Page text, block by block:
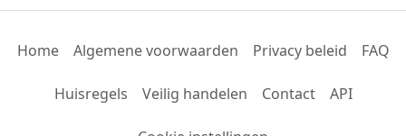
Home Algemene voorwaarden Privacy beleid FAQ
Huisregels Veilig handelen Contact API